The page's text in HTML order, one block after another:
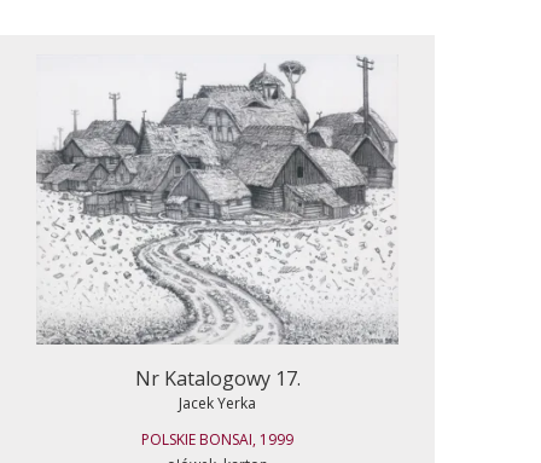
Nr Katalogowy 17.
Jacek Yerka
POLSKIE BONSAI, 1999